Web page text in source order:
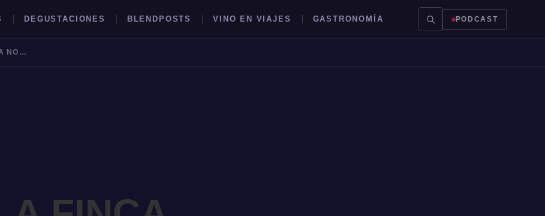
DEGUSTACIONES BLENDPOSTS VINO EN VIAJES GASTRONOMÍA PODCAST
VISTA DE LA FINCA NUEVA DE BODEGA NOBLE SAN JAVIER